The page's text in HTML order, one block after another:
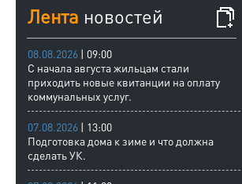
Лента новостей
08.08.2026 | 09:00
С начала августа жильцам стали
приходить новые квитанции на оплату
коммунальных услуг.
07.08.2026 | 13:00
Подготовка дома к зиме и что должна
сделать УК.